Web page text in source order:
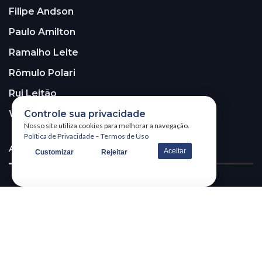
Filipe Andson
Paulo Amilton
Ramalho Leite
Rômulo Polari
Rui Leitão
Walter Santos
ASSINE A NOSSA NEWSLETTER!
Controle sua privacidade
Nosso site utiliza cookies para melhorar a navegação.
Política de Privacidade – Termos de Uso
Customizar Rejeitar Aceitar